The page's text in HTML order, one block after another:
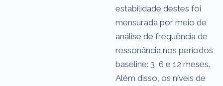
estabilidade destes foi
mensurada por meio de
análise de frequência de
ressonância nos períodos
baseline: 3, 6 e 12 meses.
Além disso, os níveis de